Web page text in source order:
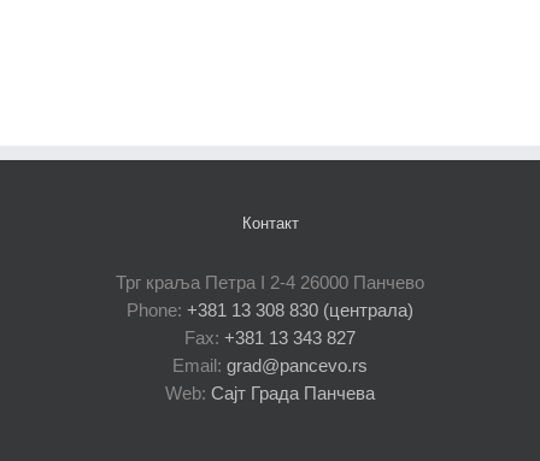
Контакт
Трг краља Петра I 2-4 26000 Панчево
Phone: +381 13 308 830 (централа)
Fax: +381 13 343 827
Email: grad@pancevo.rs
Web: Сајт Града Панчева